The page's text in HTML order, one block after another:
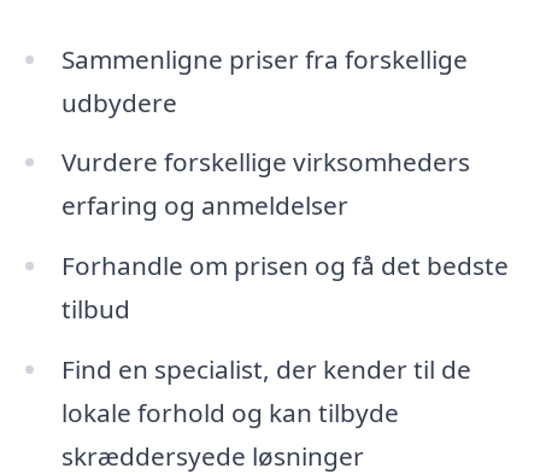
Sammenligne priser fra forskellige
udbydere
Vurdere forskellige virksomheders
erfaring og anmeldelser
Forhandle om prisen og få det bedste
tilbud
Find en specialist, der kender til de
lokale forhold og kan tilbyde
skræddersyede løsninger